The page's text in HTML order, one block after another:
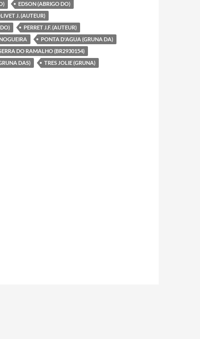
EDSON (ABRIGO DO)
J. (AUTEUR)
PERRET J.F. (AUTEUR)
PONTA D'AGUA (GRUNA DA)
DO RAMALHO (BR2930154)
DAS)
TRES JOLIE (GRUNA)